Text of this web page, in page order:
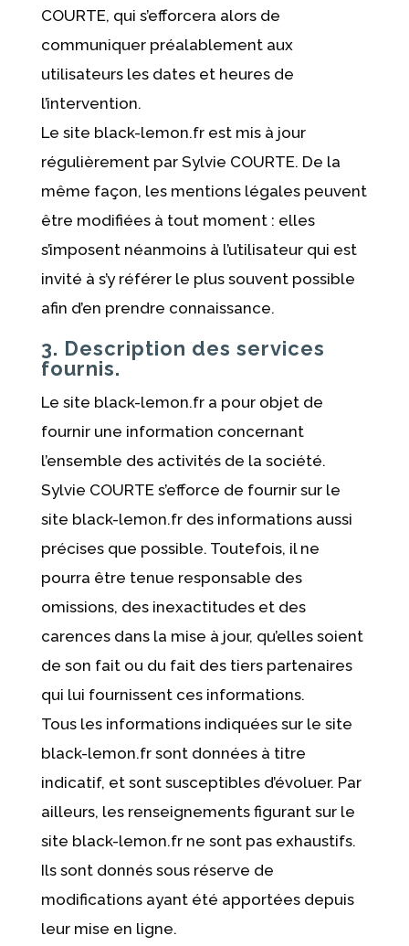
COURTE, qui s’efforcera alors de
communiquer préalablement aux
utilisateurs les dates et heures de
l’intervention.
Le site black-lemon.fr est mis à jour
régulièrement par Sylvie COURTE. De la
même façon, les mentions légales peuvent
être modifiées à tout moment : elles
s’imposent néanmoins à l’utilisateur qui est
invité à s’y référer le plus souvent possible
afin d’en prendre connaissance.
3. Description des services
fournis.
Le site black-lemon.fr a pour objet de
fournir une information concernant
l’ensemble des activités de la société.
Sylvie COURTE s’efforce de fournir sur le
site black-lemon.fr des informations aussi
précises que possible. Toutefois, il ne
pourra être tenue responsable des
omissions, des inexactitudes et des
carences dans la mise à jour, qu’elles soient
de son fait ou du fait des tiers partenaires
qui lui fournissent ces informations.
Tous les informations indiquées sur le site
black-lemon.fr sont données à titre
indicatif, et sont susceptibles d’évoluer. Par
ailleurs, les renseignements figurant sur le
site black-lemon.fr ne sont pas exhaustifs.
Ils sont donnés sous réserve de
modifications ayant été apportées depuis
leur mise en ligne.